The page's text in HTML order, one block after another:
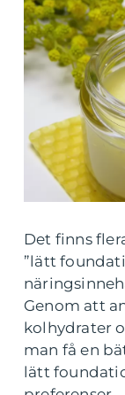
Det finns
”lätt
Genom att
kolhydrater
man få en
lätt